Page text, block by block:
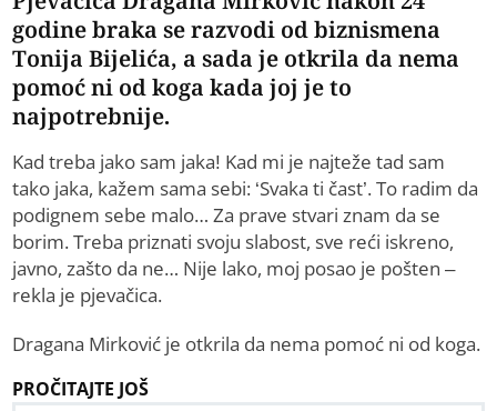
godine braka se razvodi od biznismena
Tonija Bijelića, a sada je otkrila da nema
pomoć ni od koga kada joj je to
najpotrebnije.
Kad treba jako sam jaka! Kad mi je najteže tad sam
tako jaka, kažem sama sebi: ‘Svaka ti čast’. To radim da
podignem sebe malo… Za prave stvari znam da se
borim. Treba priznati svoju slabost, sve reći iskreno,
javno, zašto da ne… Nije lako, moj posao je pošten –
rekla je pjevačica.
Dragana Mirković je otkrila da nema pomoć ni od koga.
PROČITAJTE JOŠ